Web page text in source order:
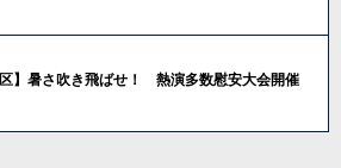
区】暑さ吹き飛ばせ！ 熱演多数慰安大会開催